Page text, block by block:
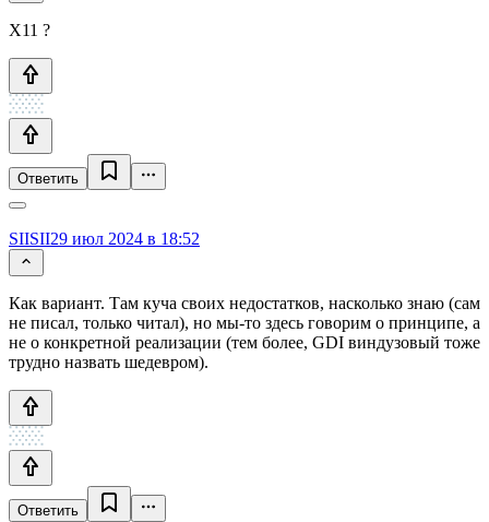
X11 ?
Ответить
SIISII29 июл 2024 в 18:52
Как вариант. Там куча своих недостатков, насколько знаю (сам
не писал, только читал), но мы-то здесь говорим о принципе, а
не о конкретной реализации (тем более, GDI виндузовый тоже
трудно назвать шедевром).
Ответить